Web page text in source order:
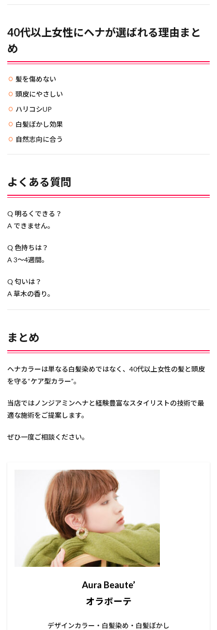
40代以上女性にヘナが選ばれる理由まと
め
髪を傷めない
頭皮にやさしい
ハリコシUP
白髪ぼかし効果
自然志向に合う
よくある質問
Q 明るくできる？
A できません。
Q 色持ちは？
A 3〜4週間。
Q 匂いは？
A 草木の香り。
まとめ
ヘナカラーは単なる白髪染めではなく、40代以上女性の髪と頭皮
を守る“ケア型カラー”。
当店ではノンジアミンヘナと経験豊富なスタイリストの技術で最
適な施術をご提案します。
ぜひ一度ご相談ください。
Aura Beaute’
オラボーテ
デザインカラー・白髪染め・白髪ぼかし